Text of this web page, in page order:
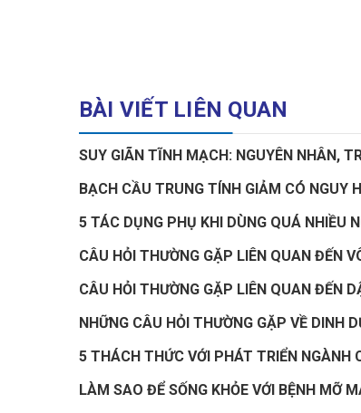
BÀI VIẾT LIÊN QUAN
SUY GIÃN TĨNH MẠCH: NGUYÊN NHÂN,
BẠCH CẦU TRUNG TÍNH GIẢM CÓ NGUY
5 TÁC DỤNG PHỤ KHI DÙNG QUÁ NHIỀU
CÂU HỎI THƯỜNG GẶP LIÊN QUAN ĐẾN
CÂU HỎI THƯỜNG GẶP LIÊN QUAN ĐẾN
NHỮNG CÂU HỎI THƯỜNG GẶP VỀ DINH
5 THÁCH THỨC VỚI PHÁT TRIỂN NGÀNH
LÀM SAO ĐỂ SỐNG KHỎE VỚI BỆNH MỠ